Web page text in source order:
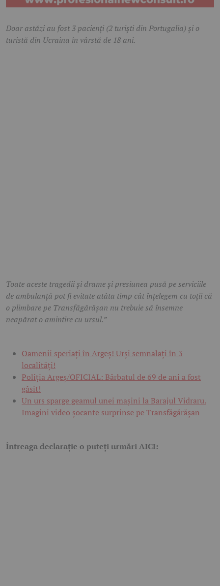
Doar astăzi au fost 3 pacienți (2 turiști din Portugalia) și o
turistă din Ucraina în vârstă de 18 ani.
Toate aceste tragedii și drame și presiunea pusă pe serviciile
de ambulanță pot fi evitate atâta timp cât înțelegem cu toții că
o plimbare pe Transfăgărășan nu trebuie să însemne
neapărat o amintire cu ursul.”
Oamenii speriați în Argeș! Urși semnalați în 3
localități!
Poliția Argeș/OFICIAL: Bărbatul de 69 de ani a fost
găsit!
Un urs sparge geamul unei mașini la Barajul Vidraru.
Imagini video șocante surprinse pe Transfăgărășan
Întreaga declarație o puteți urmări AICI: